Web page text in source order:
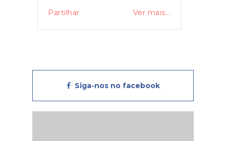
Partilhar Ver mais...
Siga-nos no facebook